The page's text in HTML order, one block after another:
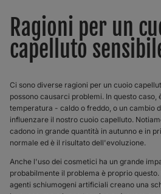
Ragioni per un
capelluto
Ci sono diverse ragioni per un cuoio
possono causarci problemi. In questo caso,
temperatura - caldo o freddo, o un cambio
influenzare il nostro cuoio capelluto.
cadono in grande quantità in autunno e in
normale ed è il risultato dell'evoluzione.
Anche l'uso dei cosmetici ha un grande
probabilmente il problema è proprio
agenti schiumogeni artificiali creano una